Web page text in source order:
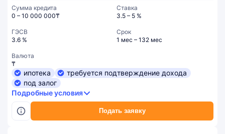
Подать заявку
Сумма кредита
0 – 10 000 000₸
Ставка
3.5 – 5 %
ГЭСВ
3.6 %
Срок
1 мес – 132 мес
Валюта
₸
ипотека
требуется подтверждение дохода
под залог
Подробные условия